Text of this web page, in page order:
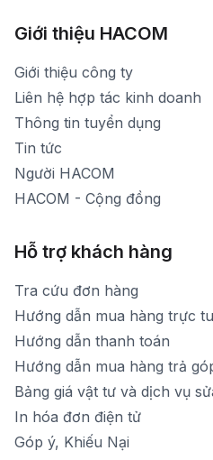
Thời gian mở cửa: Từ 8h30-19h hàng
Xem bản đồ đường đi
1900 1903 (máy lẻ 159) -
1900 1903 (máy lẻ 160)
[email protected]
Thời gian mở cửa: Từ 8h30-20h hàng
Giới thiệu HACOM
Giới thiệu công ty
Liên hệ hợp tác kinh doanh
Thông tin tuyển dụng
Tin tức
Người HACOM
HACOM - Cộng đồng
Hỗ trợ khách hàng
Tra cứu đơn hàng
Hướng dẫn mua hàng trực
Hướng dẫn thanh toán
Hướng dẫn mua hàng trả
Bảng giá vật tư và dịch vụ
In hóa đơn điện tử
Góp ý, Khiếu Nại